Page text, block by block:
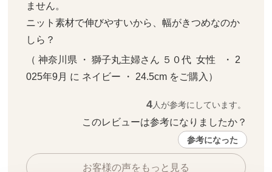
ません。
ニット素材で伸びやすいから、幅がきつめなのか
しら？
（ 神奈川県 ・ 獅子丸主婦さん ５０代  女性   ・ 2
025年9月 に ネイビー ・ 24.5cm をご購入）
4人が参考にしています。
このレビューは参考になりましたか？
参考になった
お客様の声をもっと見る